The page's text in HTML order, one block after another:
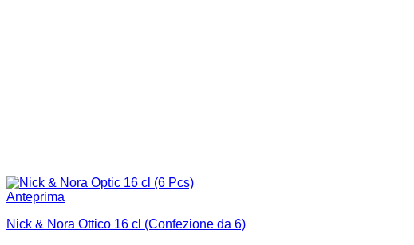
Anteprima
Nick & Nora Ottico 16 cl (Confezione da 6)